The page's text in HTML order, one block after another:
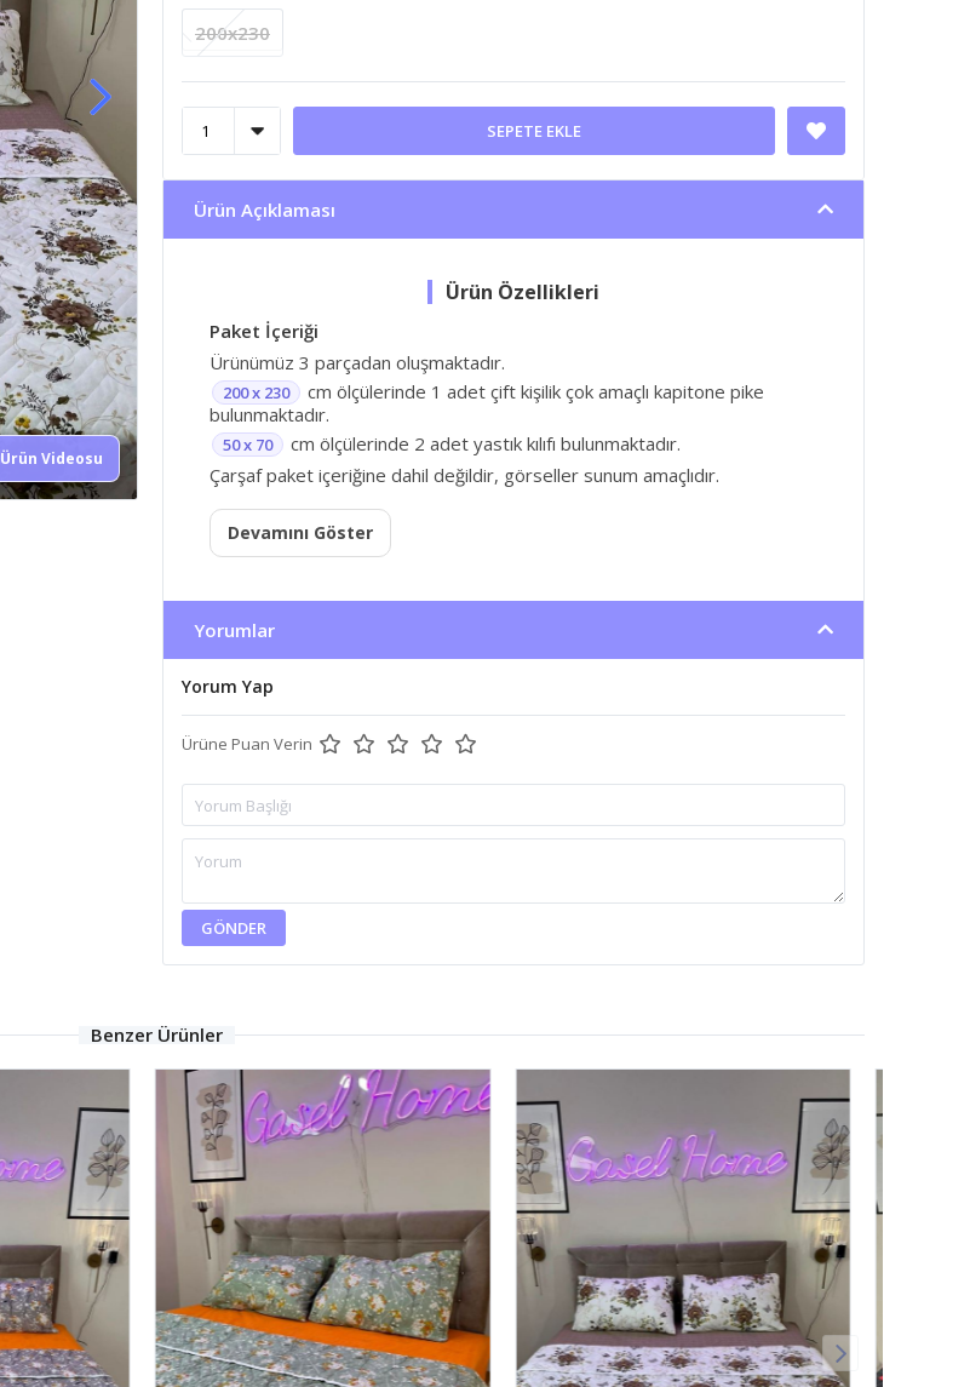
Ürün Videosu
200x230
SEPETE EKLE
Ürün Açıklaması
Paket İçeriği
Ürünümüz 3 parçadan oluşmaktadır.
200 x 230
cm ölçülerinde 1 adet çift kişilik çok amaçlı kapitone pike
bulunmaktadır.
50 x 70
cm ölçülerinde 2 adet yastık kılıfı bulunmaktadır.
Çarşaf paket içeriğine dahil değildir, görseller sunum amaçlıdır.
Devamını Göster
Yorumlar
Yorum Yap
Ürüne Puan Verin
GÖNDER
Benzer Ürünler